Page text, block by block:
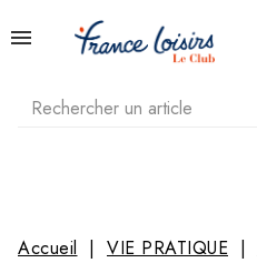
Accueil VIE PRATIQUE